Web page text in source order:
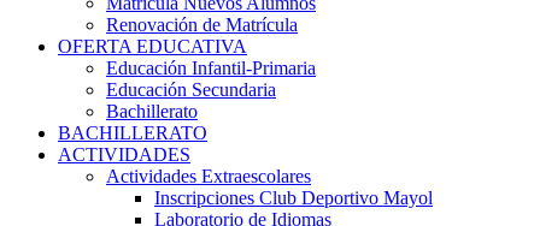
Renovación de Matrícula
OFERTA EDUCATIVA
Educación Infantil-Primaria
Educación Secundaria
Bachillerato
BACHILLERATO
ACTIVIDADES
Actividades Extraescolares
Inscripciones Club Deportivo Mayol
Laboratorio de Idiomas